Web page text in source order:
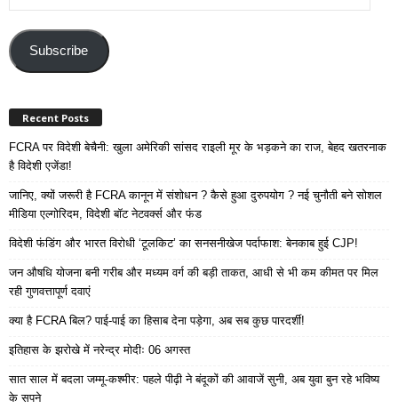
Your
Email
AddressSubscribe
Recent Posts
FCRA पर विदेशी बेचैनी: खुला अमेरिकी सांसद राइली मूर के भड़कने का राज, बेहद खतरनाक
है विदेशी एजेंडा!
जानिए, क्यों जरूरी है FCRA कानून में संशोधन ? कैसे हुआ दुरुपयोग ? नई चुनौती बने सोशल
मीडिया एल्गोरिदम, विदेशी बॉट नेटवर्क्स और फंड
विदेशी फंडिंग और भारत विरोधी ‘टूलकिट’ का सनसनीखेज पर्दाफाश: बेनकाब हुई CJP!
जन औषधि योजना बनी गरीब और मध्यम वर्ग की बड़ी ताकत, आधी से भी कम कीमत पर मिल
रही गुणवत्तापूर्ण दवाएं
क्या है FCRA बिल? पाई-पाई का हिसाब देना पड़ेगा, अब सब कुछ पारदर्शी!
इतिहास के झरोखे में नरेन्द्र मोदीः 06 अगस्त
सात साल में बदला जम्मू-कश्मीर: पहले पीढ़ी ने बंदूकों की आवाजें सुनी, अब युवा बुन रहे भविष्य
के सपने